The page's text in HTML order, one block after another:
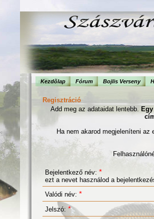
Kezdõlap Fórum Bojlis Verseny
Regisztráció
Add meg az adataidat lentebb.
Ha nem akarod megjeleníteni
Bejelentkező név: *
ezt a nevet használod a
Valódi név: *
Jelszó: *